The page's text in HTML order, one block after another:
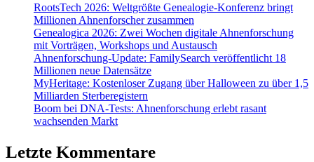
RootsTech 2026: Weltgrößte Genealogie-Konferenz bringt
Millionen Ahnenforscher zusammen
Genealogica 2026: Zwei Wochen digitale Ahnenforschung
mit Vorträgen, Workshops und Austausch
Ahnenforschung-Update: FamilySearch veröffentlicht 18
Millionen neue Datensätze
MyHeritage: Kostenloser Zugang über Halloween zu über 1,5
Milliarden Sterberegistern
Boom bei DNA-Tests: Ahnenforschung erlebt rasant
wachsenden Markt
Letzte Kommentare